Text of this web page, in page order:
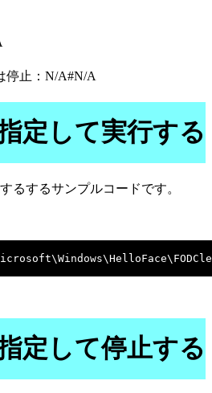
停止：N/A#N/A
定して実行する
るするサンプルコードです。
定して停止する